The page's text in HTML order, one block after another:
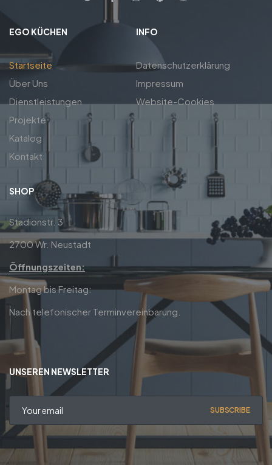
EGO KÜCHEN
Startseite
Über Uns
Dienstleistungen
Projekte
Katalog
Kontakt
INFO
Datenschutzerklärung
Impressum
Website-Cookies
SHOP
Stadionstr. 3
2700 Wr. Neustadt
Öffnungszeiten:
Montag bis Freitag:
Nach telefonischer Terminvereinbarung.
UNSEREN NEWSLETTER
SUBSCRIBE